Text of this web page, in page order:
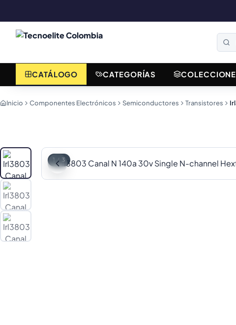
CATÁLOGO CATEGORÍAS
Inicio Componentes Electrónicos Semiconductores Transistores
1 / 3